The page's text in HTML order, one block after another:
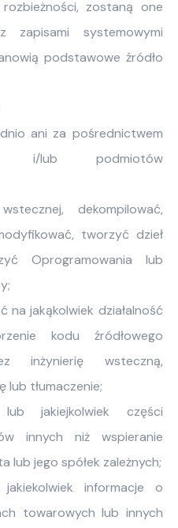
zostaną one
zapisami systemowymi
podstawowe źródło
ani za pośrednictwem
i/lub podmiotów
dekompilować,
tworzyć dzieł
Oprogramowania lub
na jakąkolwiek działalność
kodu źródłowego
inżynierię wsteczną,
lub tłumaczenie;
jakiejkolwiek części
innych niż wspieranie
lub jego spółek zależnych;
informacje o
towarowych lub innych